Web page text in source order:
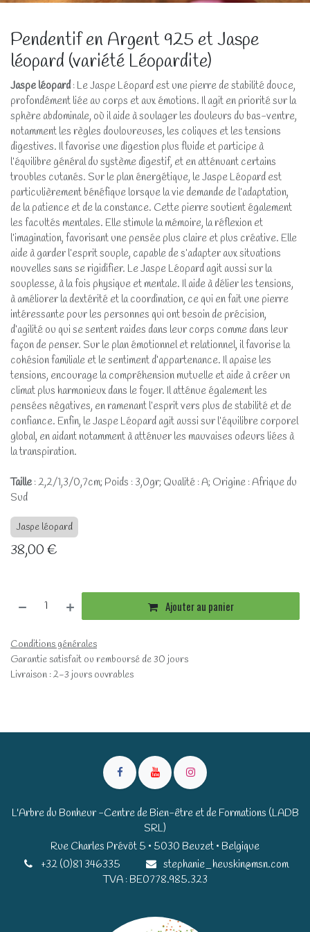
Pendentif en Argent 925 et Jaspe
léopard (variété Léopardite)
Jaspe léopard : Le Jaspe Léopard est une pierre de stabilité douce,
profondément liée au corps et aux émotions. Il agit en priorité sur la
sphère abdominale, où il aide à soulager les douleurs du bas-ventre,
notamment les règles douloureuses, les coliques et les tensions
digestives. Il favorise une digestion plus fluide et participe à
l’équilibre général du système digestif, et en atténuant certains
troubles cutanés. Sur le plan énergétique, le Jaspe Léopard est
particulièrement bénéfique lorsque la vie demande de l’adaptation,
de la patience et de la constance. Cette pierre soutient également
les facultés mentales. Elle stimule la mémoire, la réflexion et
l’imagination, favorisant une pensée plus claire et plus créative. Elle
aide à garder l’esprit souple, capable de s’adapter aux situations
nouvelles sans se rigidifier. Le Jaspe Léopard agit aussi sur la
souplesse, à la fois physique et mentale. Il aide à délier les tensions,
à améliorer la dextérité et la coordination, ce qui en fait une pierre
intéressante pour les personnes qui ont besoin de précision,
d’agilité ou qui se sentent raides dans leur corps comme dans leur
façon de penser. Sur le plan émotionnel et relationnel, il favorise la
cohésion familiale et le sentiment d’appartenance. Il apaise les
tensions, encourage la compréhension mutuelle et aide à créer un
climat plus harmonieux dans le foyer. Il atténue également les
pensées négatives, en ramenant l’esprit vers plus de stabilité et de
confiance. Enfin, le Jaspe Léopard agit aussi sur l’équilibre corporel
global, en aidant notamment à atténuer les mauvaises odeurs liées à
la transpiration.
Taille : 2,2/1,3/0,7cm; Poids : 3,0gr; Qualité : A; Origine : Afrique du
Sud
Jaspe léopard
38,00€
Ajouter au panier
Conditions générales
Garantie satisfait ou remboursé de 30 jours
Livraison : 2-3 jours ouvrables
L'Arbre du Bonheur -Centre de Bien-être et de Formations (LADB
SRL)
Rue Charles Prévôt 5 • 5030 Beuzet • Belgique​​
+32 (0)81 346335
stephanie_heuskin@msn.com
TVA : BE0778.985.323